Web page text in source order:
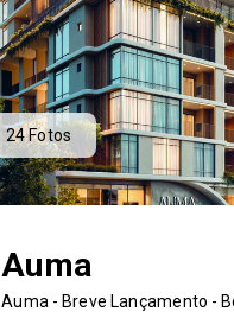
24Fotos
Auma
Auma - Breve Lançamento -